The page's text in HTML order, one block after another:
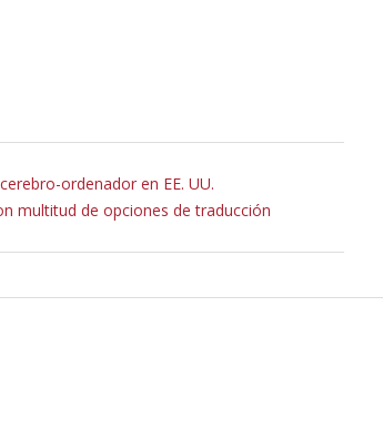
ordenador en EE. UU.
multitud de opciones de traducción